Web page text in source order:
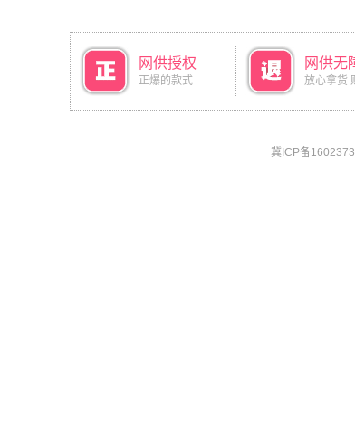
网供授权
正爆的款式
网供无
放心拿货
冀ICP备